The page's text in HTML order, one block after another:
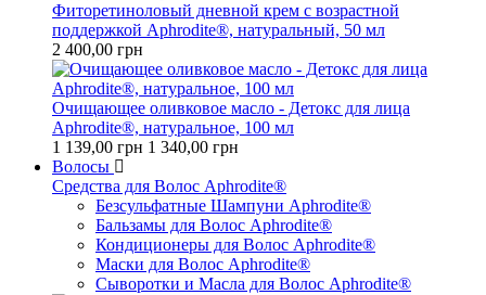
Фиторетиноловый дневной крем с возрастной
поддержкой Aphrodite®, натуральный, 50 мл
2 400,00 грн
Очищающее оливковое масло - Детокс для лица
Aphrodite®, натуральное, 100 мл
1 139,00 грн 1 340,00 грн
Волосы
Средства для Волос Aphrodite®
Безсульфатные Шампуни Aphrodite®
Бальзамы для Волос Aphrodite®
Кондиционеры для Волос Aphrodite®
Маски для Волос Aphrodite®
Сыворотки и Масла для Волос Aphrodite®